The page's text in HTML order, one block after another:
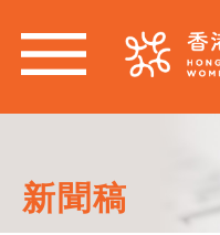
新聞稿